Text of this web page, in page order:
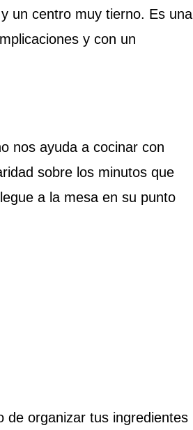
y un centro muy tierno. Es una
y con un
nos ayuda a cocinar con
sobre los minutos que
llegue a la mesa en su punto
de organizar tus ingredientes